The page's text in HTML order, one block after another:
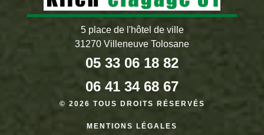
5 place de l'hôtel de ville
31270 Villeneuve Tolosane
05 33 06 18 82
06 41 34 68 67
© 2026 TOUS DROITS RÉSERVÉS
MENTIONS LÉGALES